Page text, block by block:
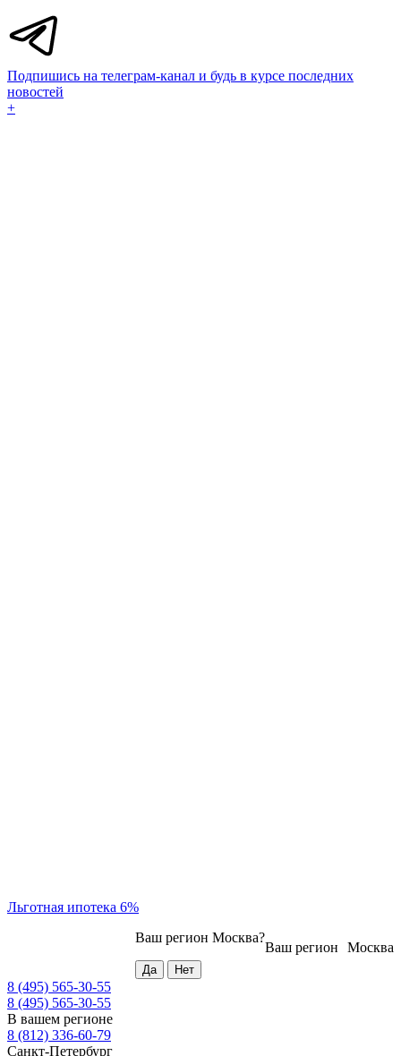
Подпишись на телеграм-канал и будь в курсе последних
новостей
+
Льготная ипотека 6%
Москва
Ваш регион
Ваш регион Москва?
8 (495) 565-30-55
8 (495) 565-30-55
В вашем регионе
8 (812) 336-60-79
Санкт-Петербург